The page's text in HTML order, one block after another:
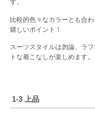
す。
比較的色々なカラーとも合
嬉しいポイント！
スーツスタイルは勿論、ラ
トな着こなしが楽しめます。
1-3 上品